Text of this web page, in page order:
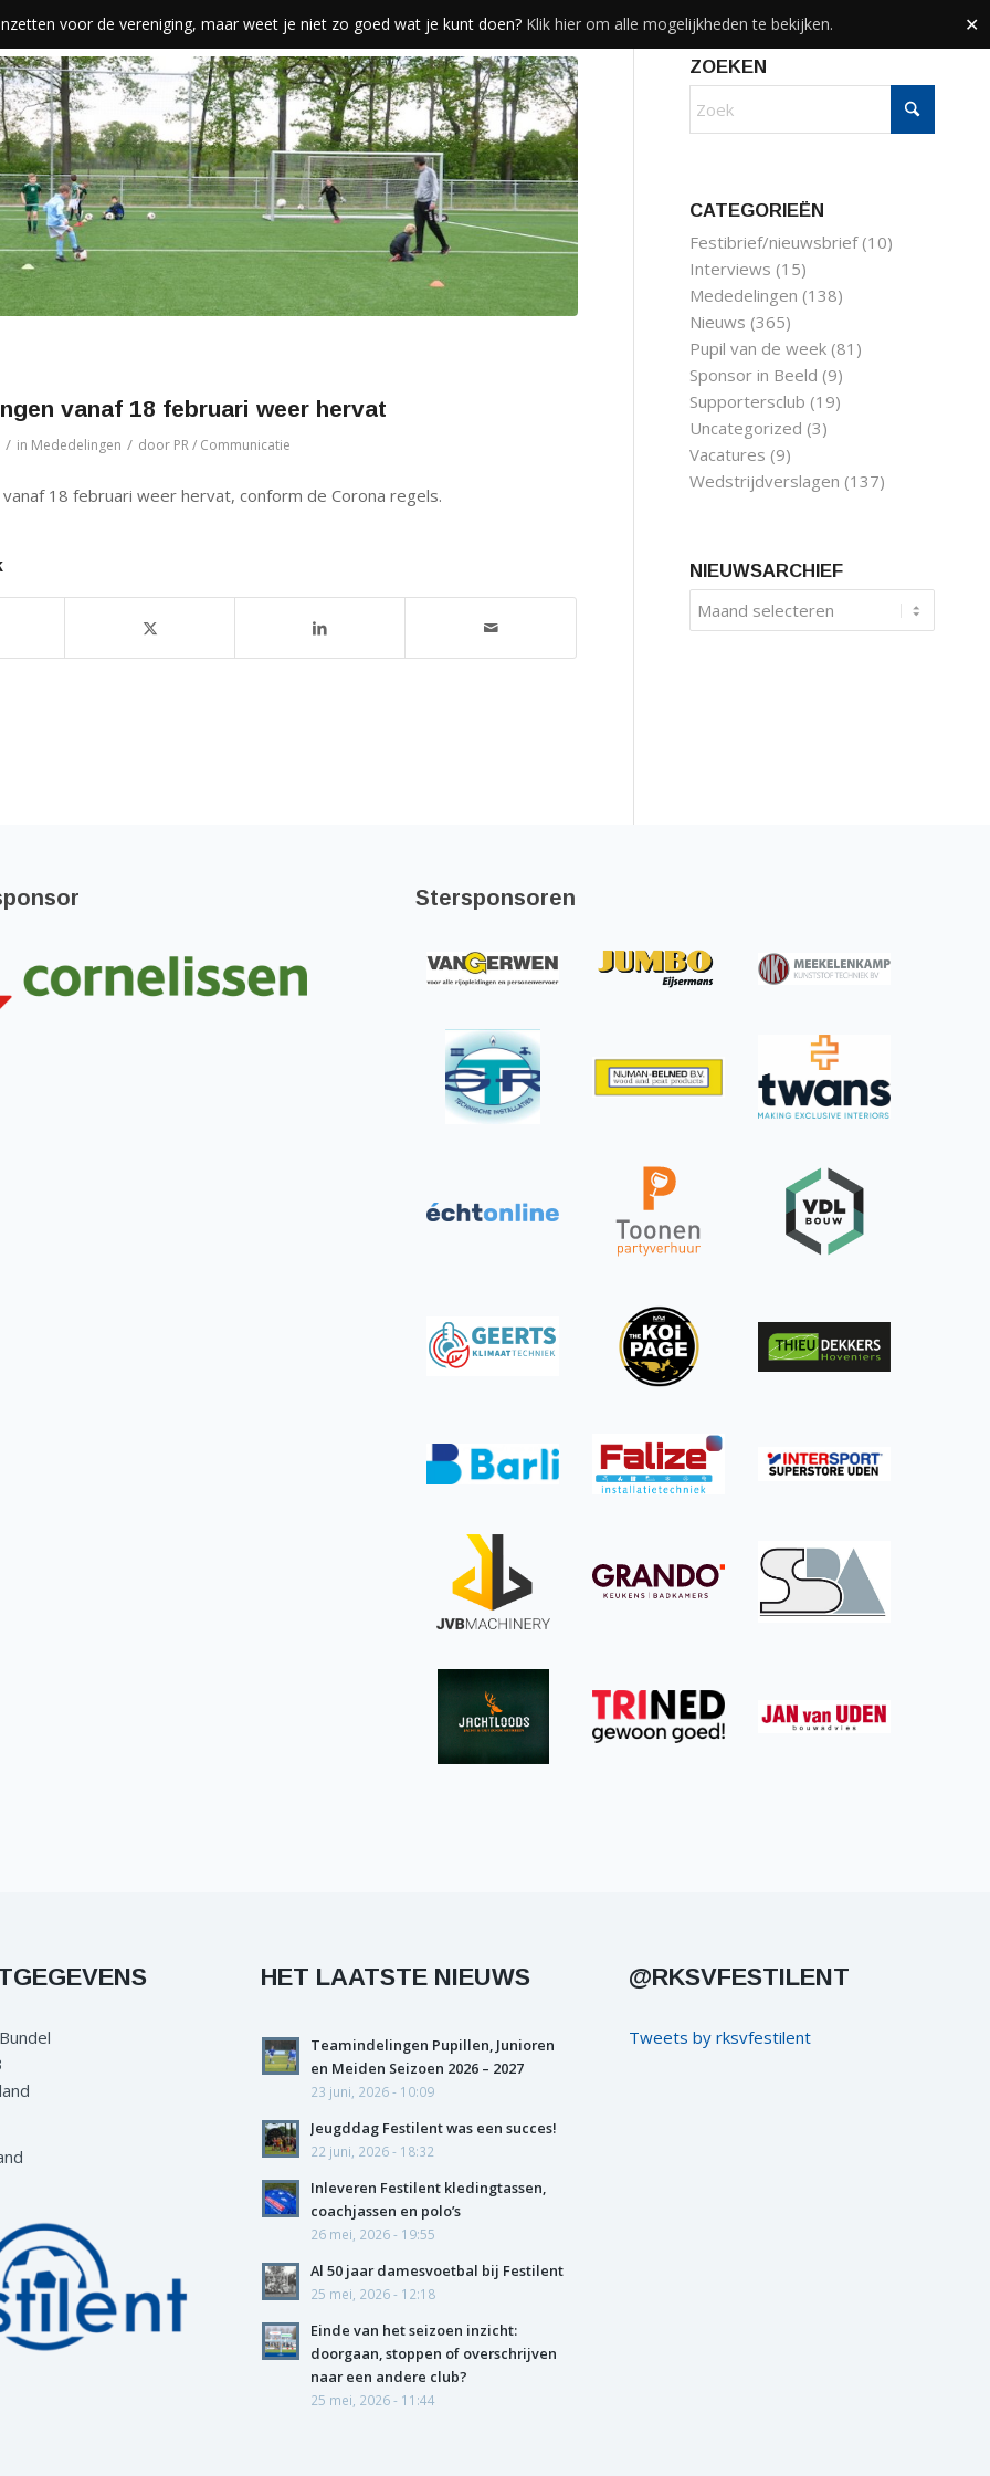
voor de vereniging, maar weet je niet zo goed wat je kunt doen? Klik hier om alle mogelijkheden te bekijken. ✕
vanaf 18 februari weer hervat
/ in Mededelingen / door PR / Communicatie
18 februari weer hervat, conform de Corona regels.
ZOEKEN
CATEGORIEËN
Festibrief/nieuwsbrief(10)
Interviews (15)
Mededelingen (138)
Nieuws (365)
Pupil van de week(81)
Sponsor in Beeld (9)
Supportersclub (19)
Uncategorized (3)
Vacatures (9)
Wedstrijdverslagen (137)
NIEUWSARCHIEF
Stersponsoren
HET LAATSTE NIEUWS
Teamindelingen Pupillen, Junioren
en Meiden Seizoen 2026 – 2027
23 juni, 2026 - 10:09
Jeugddag Festilent was een succes!
22 juni, 2026 - 18:32
Inleveren Festilent kledingtassen,
coachjassen en polo’s
26 mei, 2026 - 19:55
Al 50 jaar damesvoetbal bij Festilent
25 mei, 2026 - 12:18
Einde van het seizoen inzicht:
doorgaan, stoppen of overschrijven
naar een andere club?
25 mei, 2026 - 11:44
@RKSVFESTILENT
Tweets by rksvfestilent